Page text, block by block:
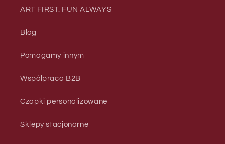
ART FIRST. FUN ALWAYS
Blog
Pomagamy innym
Współpraca B2B
Czapki personalizowane
Sklepy stacjonarne